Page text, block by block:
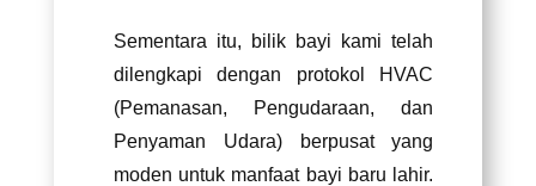
Sementara itu, bilik bayi kami telah
dilengkapi dengan protokol HVAC
(Pemanasan, Pengudaraan, dan
Penyaman Udara) berpusat yang
moden untuk manfaat bayi baru lahir.